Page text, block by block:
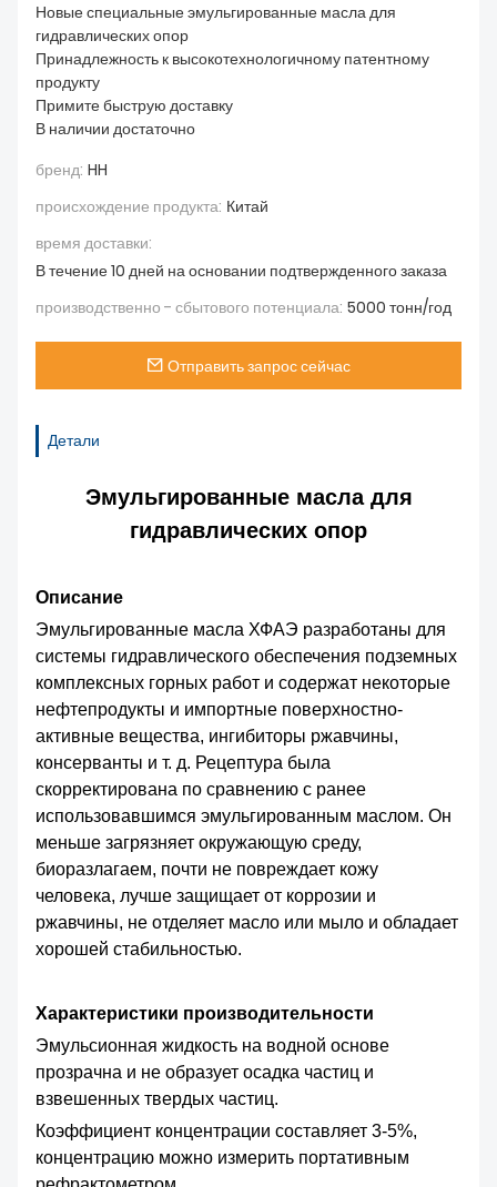
Новые специальные эмульгированные масла для
гидравлических опор
Принадлежность к высокотехнологичному патентному
продукту
Примите быструю доставку
В наличии достаточно
бренд: HH
происхождение продукта: Китай
время доставки:
В течение 10 дней на основании подтвержденного заказа
производственно - сбытового потенциала: 5000 тонн/год
Отправить запрос сейчас
Детали
Эмульгированные масла для
гидравлических опор
Описание
Эмульгированные масла ХФАЭ разработаны для
системы гидравлического обеспечения подземных
комплексных горных работ и содержат некоторые
нефтепродукты и импортные поверхностно-
активные вещества, ингибиторы ржавчины,
консерванты и т. д. Рецептура была
скорректирована по сравнению с ранее
использовавшимся эмульгированным маслом. Он
меньше загрязняет окружающую среду,
биоразлагаем, почти не повреждает кожу
человека, лучше защищает от коррозии и
ржавчины, не отделяет масло или мыло и обладает
хорошей стабильностью.
Характеристики производительности
Эмульсионная жидкость на водной основе
прозрачна и не образует осадка частиц и
взвешенных твердых частиц.
Коэффициент концентрации составляет 3-5%,
концентрацию можно измерить портативным